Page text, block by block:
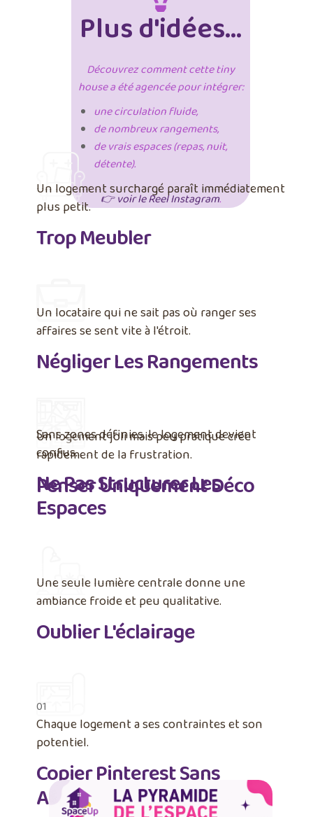
Plus d'idées...
Découvrez comment cette tiny
house a été agencée pour intégrer:
une circulation fluide,
de nombreux rangements,
de vrais espaces (repas, nuit,
détente).
👉 voir le Reel Instagram.
Un logement surchargé paraît immédiatement
plus petit.
Trop Meubler
Un locataire qui ne sait pas où ranger ses
affaires se sent vite à l'étroit.
Négliger Les Rangements
Un logement joli mais peu pratique crée
rapidement de la frustration.
Penser Uniquement Déco
Sans zones définies, le logement devient
confus.
Ne Pas Structurer Les
Espaces
Une seule lumière centrale donne une
ambiance froide et peu qualitative.
Oublier L'éclairage
01
Chaque logement a ses contraintes et son
potentiel.
Copier Pinterest Sans
Adpater